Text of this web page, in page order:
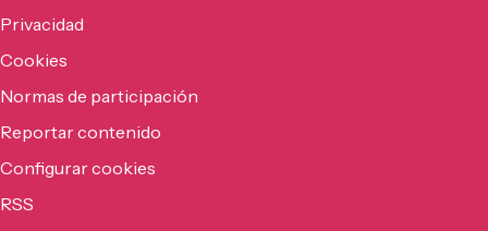
Privacidad
Cookies
Normas de participación
Reportar contenido
Configurar cookies
RSS